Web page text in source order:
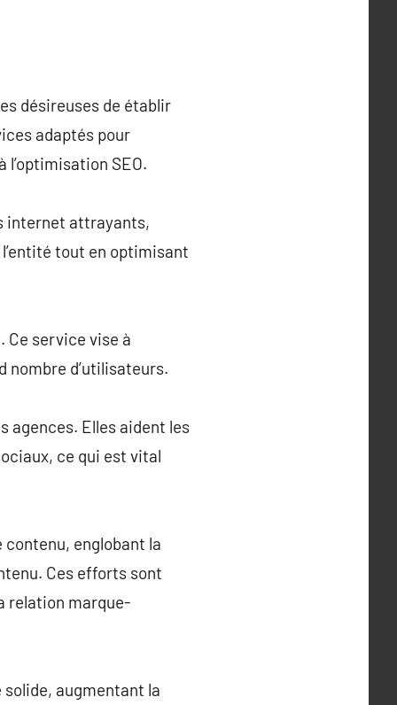
désireuses de établir
adaptés pour
SEO.
internet attrayants,
tout en optimisant
Ce service vise à
nombre d’utilisateurs.
agences. Elles aident les
ce qui est vital
englobant la
Ces efforts sont
relation marque-
augmentant la